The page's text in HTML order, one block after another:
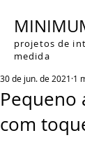
projetos de
medida
Pequeno
com
30 de jun. de 2021 1